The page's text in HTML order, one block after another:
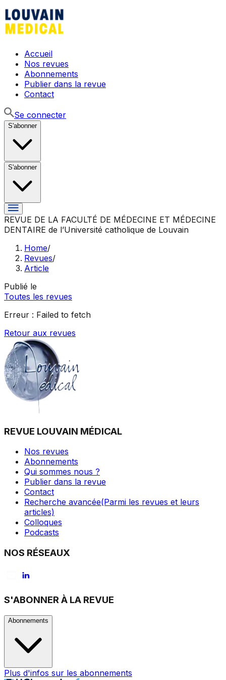
Accueil
Nos revues
Abonnements
Publier dans la revue
Contact
Se connecter
S'abonner
S'abonner
REVUE DE LA FACULTÉ DE MÉDECINE ET MÉDECINE
DENTAIRE de l’Université catholique de Louvain
Home/
Revues/
Article
Publié le
Toutes les revues
Erreur : Failed to fetch
Retour aux revues
REVUE LOUVAIN MÉDICAL
Nos revues
Abonnements
Qui sommes nous ?
Publier dans la revue
Contact
Recherche avancée(Parmi les revues et leurs
articles)
Colloques
Podcasts
NOS RÉSEAUX
S'ABONNER À LA REVUE
Abonnements
Plus d'infos sur les abonnements